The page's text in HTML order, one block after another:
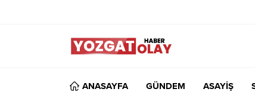
ANASAYFA GÜNDEM ASAYİŞ